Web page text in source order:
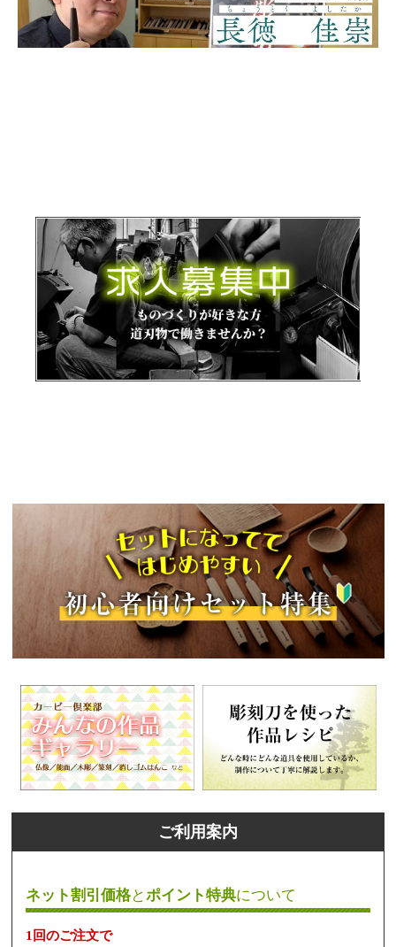
ご利用案内
ネット割引価格とポイント特典について
1回のご注文で